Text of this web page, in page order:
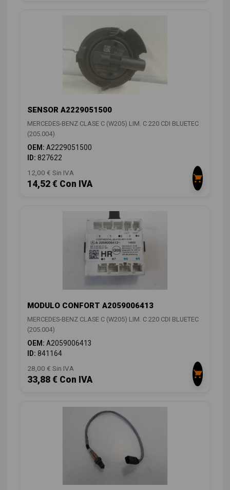
SENSOR A2229051500
MERCEDES-BENZ CLASE C (W205) LIM. C 220 CDI BLUETEC
(205.004)
OEM: A2229051500
ID: 827622
12,00 € Sin IVA
14,52 € Con IVA
MODULO CONFORT A2059006413
MERCEDES-BENZ CLASE C (W205) LIM. C 220 CDI BLUETEC
(205.004)
OEM: A2059006413
ID: 841164
28,00 € Sin IVA
33,88 € Con IVA